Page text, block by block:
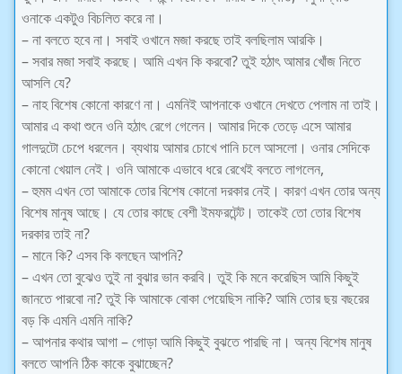
ওনাকে একটুও বিচলিত করে না।
– না বলতে হবে না। সবাই ওখানে মজা করছে তাই বলছিলাম আরকি।
– সবার মজা সবাই করছে। আমি এখন কি করবো? তুই হঠাৎ আমার খোঁজ নিতে
আসলি যে?
– নাহ বিশেষ কোনো কারণে না। এমনিই আপনাকে ওখানে দেখতে পেলাম না তাই।
আমার এ কথা শুনে ওনি হঠাৎ রেগে গেলেন। আমার দিকে তেড়ে এসে আমার
গালদুটো চেপে ধরলেন। ব্যথায় আমার চোখে পানি চলে আসলো। ওনার সেদিকে
কোনো খেয়াল নেই। ওনি আমাকে এভাবে ধরে রেখেই বলতে লাগলেন,
– হুমম এখন তো আমাকে তোর বিশেষ কোনো দরকার নেই। কারণ এখন তোর অন্য
বিশেষ মানুষ আছে। যে তোর কাছে বেশী ইমফরটেন্ট। তাকেই তো তোর বিশেষ
দরকার তাই না?
– মানে কি? এসব কি বলছেন আপনি?
– এখন তো বুঝেও তুই না বুঝার ভান করবি। তুই কি মনে করেছিস আমি কিছুই
জানতে পারবো না? তুই কি আমাকে বোকা পেয়েছিস নাকি? আমি তোর ছয় বছরের
বড় কি এমনি এমনি নাকি?
– আপনার কথার আগা – গোড়া আমি কিছুই বুঝতে পারছি না। অন্য বিশেষ মানুষ
বলতে আপনি ঠিক কাকে বুঝাচ্ছেন?